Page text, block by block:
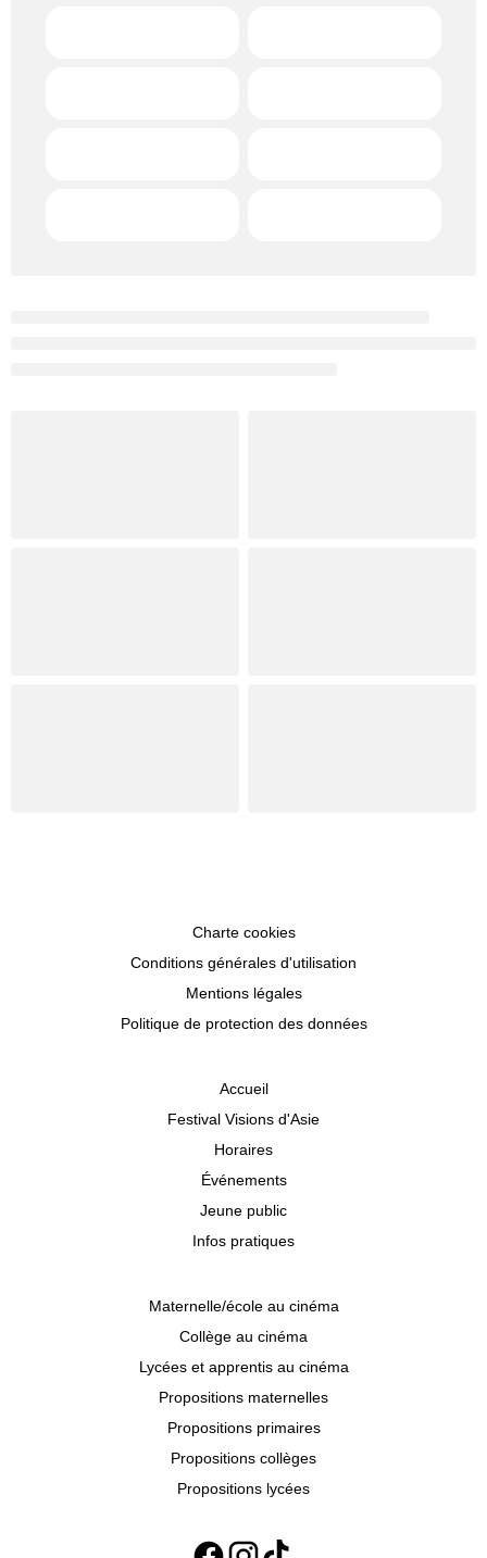
Charte cookies
Conditions générales d'utilisation
Mentions légales
Politique de protection des données
Accueil
Festival Visions d'Asie
Horaires
Événements
Jeune public
Infos pratiques
Maternelle/école au cinéma
Collège au cinéma
Lycées et apprentis au cinéma
Propositions maternelles
Propositions primaires
Propositions collèges
Propositions lycées